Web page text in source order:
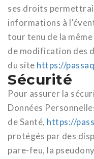
ses droits
informations à
tour tenu de la
de modification des
du site https://
Sécurité
Pour assurer la
Données
de Santé, https://
protégés par des
pare-feu, la